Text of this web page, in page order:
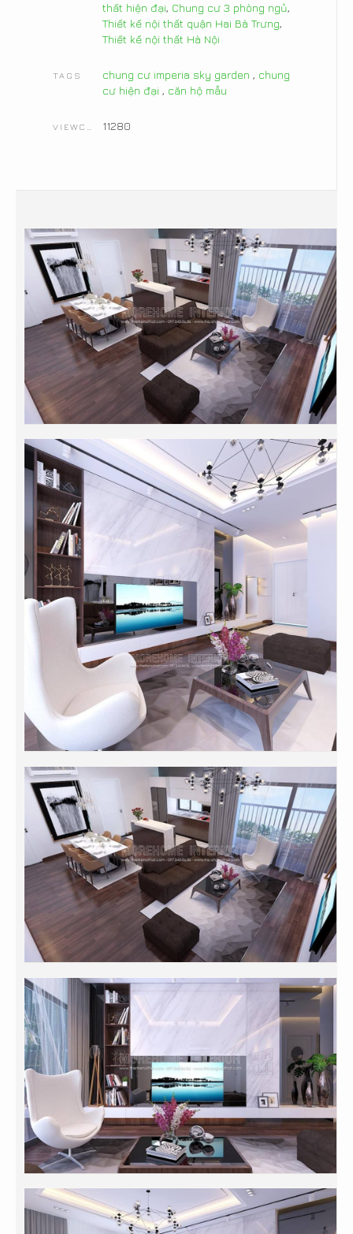
thất hiện đại, Chung cư 3 phòng ngủ,
Thiết kế nội thất quận Hai Bà Trưng,
Thiết kế nội thất Hà Nội
TAGS chung cư imperia sky garden , chung
cư hiện đại , căn hộ mẫu
11280